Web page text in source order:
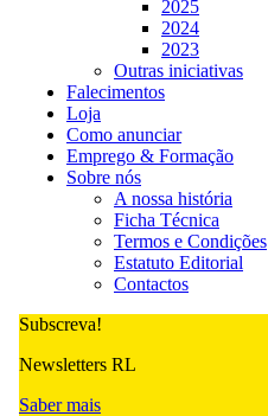
2025
2024
2023
Outras iniciativas
Falecimentos
Loja
Como anunciar
Emprego & Formação
Sobre nós
A nossa história
Ficha Técnica
Termos e Condições
Estatuto Editorial
Contactos
Subscreva!
Newsletters RL
Saber mais